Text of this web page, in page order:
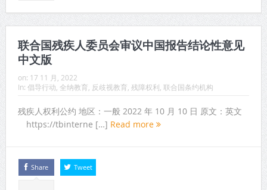
联合国残疾人委员会审议中国报告结论性意见
中文版
on: 17 11 月, 2022
In: 倡导行动 全纳教育 反歧视教育 残障权利 联合国条约机构
残疾人权利公约 地区：一般 2022 年 10 月 10 日 原文：英文
https://tbinterne […] Read more
Share Tweet